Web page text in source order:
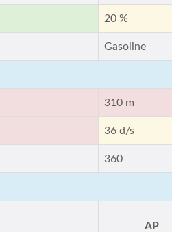
20 %
Gasoline
310 m
36 d/s
360
AP